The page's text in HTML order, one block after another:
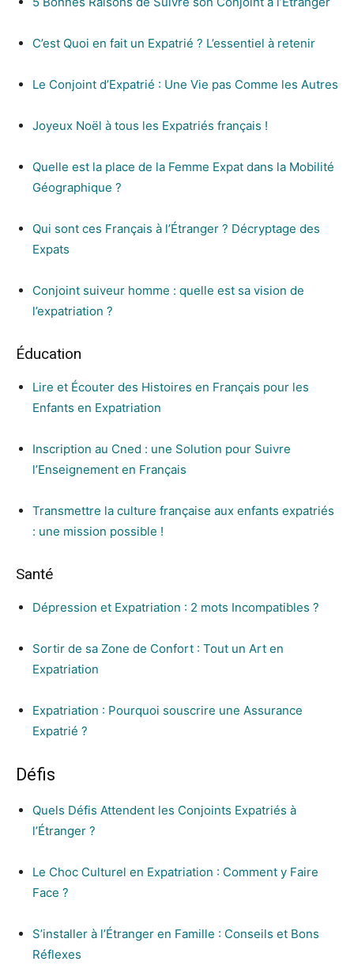
C’est Quoi en fait un Expatrié ? L’essentiel à retenir
Le Conjoint d’Expatrié : Une Vie pas Comme les Autres
Joyeux Noël à tous les Expatriés français !
Quelle est la place de la Femme Expat dans la Mobilité
Géographique ?
Qui sont ces Français à l’Étranger ? Décryptage des
Expats
Conjoint suiveur homme : quelle est sa vision de
l’expatriation ?
Éducation
Lire et Écouter des Histoires en Français pour les
Enfants en Expatriation
Inscription au Cned : une Solution pour Suivre
l’Enseignement en Français
Transmettre la culture française aux enfants expatriés
: une mission possible !
Santé
Dépression et Expatriation : 2 mots Incompatibles ?
Sortir de sa Zone de Confort : Tout un Art en
Expatriation
Expatriation : Pourquoi souscrire une Assurance
Expatrié ?
Défis
Quels Défis Attendent les Conjoints Expatriés à
l’Étranger ?
Le Choc Culturel en Expatriation : Comment y Faire
Face ?
S’installer à l’Étranger en Famille : Conseils et Bons
Réflexes